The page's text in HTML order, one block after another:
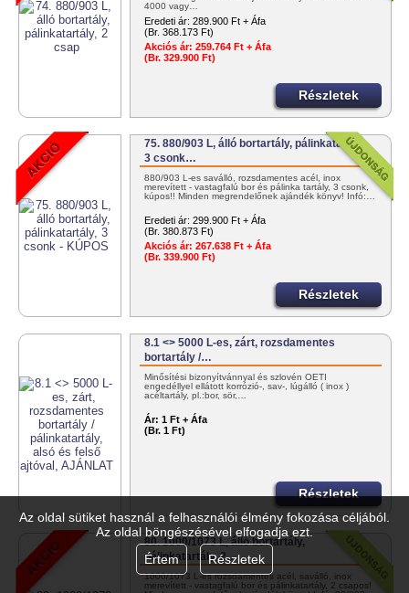
Az oldal sütiket használ a felhasználói élmény fokozása céljából.
Az oldal böngészésével elfogadja ezt.
Értem
Részletek
4000 vagy…
Eredeti ár: 289.900 Ft + Áfa
(Br. 368.173 Ft)
Akciós ár: 259.764 Ft + Áfa
(Br. 329.900 Ft)
Részletek
75. 880/903 L, álló bortartály, pálinkatartály,
3 csonk…
880/903 L-es saválló, rozsdamentes acél, inox
merevített - vastagfalú bor és pálinka tartály, 3 csonk,
kúpos!! Minden megrendelőnek ajándék könyv! Infó:…
Eredeti ár: 299.900 Ft + Áfa
(Br. 380.873 Ft)
Akciós ár: 267.638 Ft + Áfa
(Br. 339.900 Ft)
Részletek
8.1 <> 5000 L-es, zárt, rozsdamentes
bortartály /…
Minősítési bizonyítvánnyal és szlovén OÉTI
engedéllyel ellátott korrózió-, sav-, lúgálló ( inox )
acéltartály, pl.:bor, sör,…
Ár: 1 Ft + Áfa
(Br. 1 Ft)
Részletek
80. 1000/1073 L, álló bortartály,
pálinkatartály, 2…
1000/1073 L-es rozsdamentes acél, saválló, inox
merevített - vastagfalú bor és pálinkatartály, 2 csapos!